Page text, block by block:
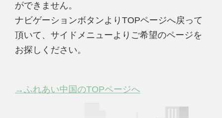
ができません。
ナビゲーションボタンよりTOPページへ戻って
頂いて、サイドメニューよりご希望のページを
お探しください。
→ふれあい中国のTOPページへ